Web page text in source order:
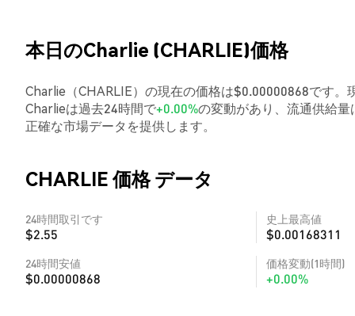
本日のCharlie (CHARLIE)価格
Charlie（CHARLIE）の現在の価格は$0.00000868です。
Charlieは過去24時間で+0.00%の変動があり、流通供給
正確な市場データを提供します。
CHARLIE 価格 データ
24時間取引です
$2.55
史上最高値
$0.00168311
24時間安値
$0.00000868
価格変動(1時間)
+0.00%